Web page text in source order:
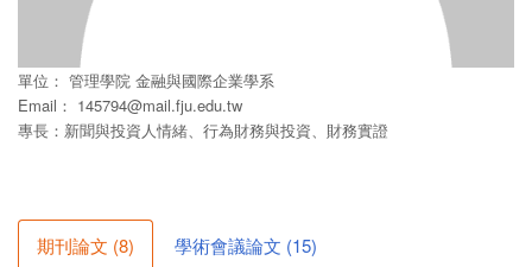
單位： 管理學院 金融與國際企業學系
Email： 145794@mail.fju.edu.tw
專長：新聞與投資人情緒、行為財務與投資、財務實證
期刊論文 (8) 學術會議論文 (15)